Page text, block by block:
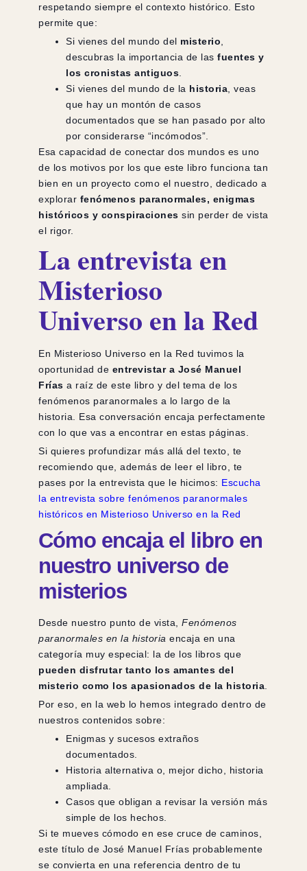
respetando siempre el contexto histórico. Esto
permite que:
Si vienes del mundo del misterio
descubras la importancia de las fuentes y
los cronistas antiguos
Si vienes del mundo de la historia , veas
que hay un montón de casos
documentados que se han pasado por alto
por considerarse “incómodos”.
Esa capacidad de conectar dos mundos es uno
de los motivos por los que este libro funciona tan
bien en un proyecto como el nuestro, dedicado a
explorar fenómenos paranormales, enigmas
históricos y conspiraciones sin perder de vista
el rigor.
La entrevista en
Misterioso
Universo en la Red
En Misterioso Universo en la Red tuvimos la
oportunidad de entrevistar a José Manuel
Frías a raíz de este libro y del tema de los
fenómenos paranormales a lo largo de la
historia. Esa conversación encaja perfectamente
con lo que vas a encontrar en estas páginas.
Si quieres profundizar más allá del texto, te
recomiendo que, además de leer el libro, te
pases por la entrevista que le hicimos: Escucha
la entrevista sobre fenómenos paranormales
históricos en Misterioso Universo en la Red
Cómo encaja el libro en
nuestro universo de
misterios
Desde nuestro punto de vista, Fenómenos
paranormales en la historia encaja en una
categoría muy especial: la de los libros que
pueden disfrutar tanto los amantes del
misterio como los apasionados de la historia
Por eso, en la web lo hemos integrado dentro de
nuestros contenidos sobre:
Enigmas y sucesos extraños
documentados.
Historia alternativa o, mejor dicho, historia
ampliada.
Casos que obligan a revisar la versión más
simple de los hechos.
Si te mueves cómodo en ese cruce de caminos,
este título de José Manuel Frías probablemente
se convierta en una referencia dentro de tu